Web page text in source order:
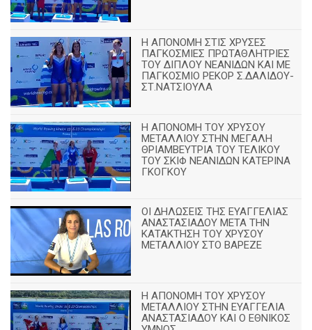
Η ΑΠΟΝΟΜΗ ΣΤΙΣ ΧΡΥΣΕΣ
ΠΑΓΚΟΣΜΙΕΣ ΠΡΩΤΑΘΛΗΤΡΙΕΣ
ΤΟΥ ΔΙΠΛΟΥ ΝΕΑΝΙΔΩΝ ΚΑΙ ΜΕ
ΠΑΓΚΟΣΜΙΟ ΡΕΚΟΡ Σ.ΔΑΛΙΔΟΥ-
ΣΤ.ΝΑΤΣΙΟΥΛΑ
Η ΑΠΟΝΟΜΗ ΤΟΥ ΧΡΥΣΟΥ
ΜΕΤΑΛΛΙΟΥ ΣΤΗΝ ΜΕΓΑΛΗ
ΘΡΙΑΜΒΕΥΤΡΙΑ ΤΟΥ ΤΕΛΙΚΟΥ
ΤΟΥ ΣΚΙΦ ΝΕΑΝΙΔΩΝ ΚΑΤΕΡΙΝΑ
ΓΚΟΓΚΟΥ
ΟΙ ΔΗΛΩΣΕΙΣ ΤΗΣ ΕΥΑΓΓΕΛΙΑΣ
ΑΝΑΣΤΑΣΙΑΔΟΥ ΜΕΤΑ ΤΗΝ
ΚΑΤΑΚΤΗΣΗ ΤΟΥ ΧΡΥΣΟΥ
ΜΕΤΑΛΛΙΟΥ ΣΤΟ ΒΑΡΕΖΕ
Η ΑΠΟΝΟΜΗ ΤΟΥ ΧΡΥΣΟΥ
ΜΕΤΑΛΛΙΟΥ ΣΤΗΝ ΕΥΑΓΓΕΛΙΑ
ΑΝΑΣΤΑΣΙΑΔΟΥ ΚΑΙ Ο ΕΘΝΙΚΟΣ